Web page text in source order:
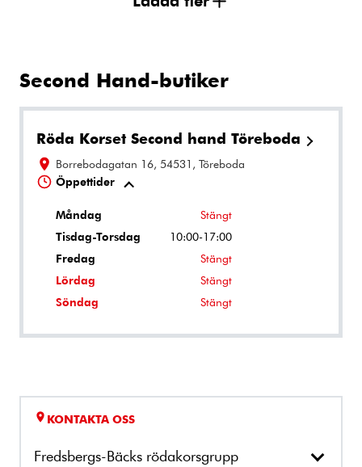
Second Hand-butiker
Röda Korset Second hand Töreboda
Borrebodagatan 16, 54531, Töreboda
Öppettider
Måndag
Stängt
Tisdag-Torsdag
10:00-17:00
Fredag
Stängt
Lördag
Stängt
Söndag
Stängt
KONTAKTA OSS
Fredsbergs-Bäcks rödakorsgrupp